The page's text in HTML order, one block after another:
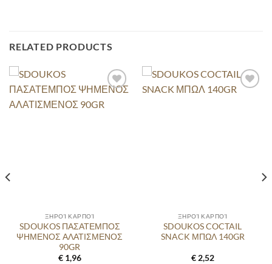
RELATED PRODUCTS
ΞΗΡΟΊ ΚΑΡΠΟΊ
SDOUKOS ΠΑΣΑΤΕΜΠΟΣ
ΨΗΜΕΝΟΣ ΑΛΑΤΙΣΜΕΝΟΣ
90GR
€1,96
ΞΗΡΟΊ ΚΑΡΠΟΊ
SDOUKOS COCTAIL
SNACK ΜΠΩΛ 140GR
€2,52